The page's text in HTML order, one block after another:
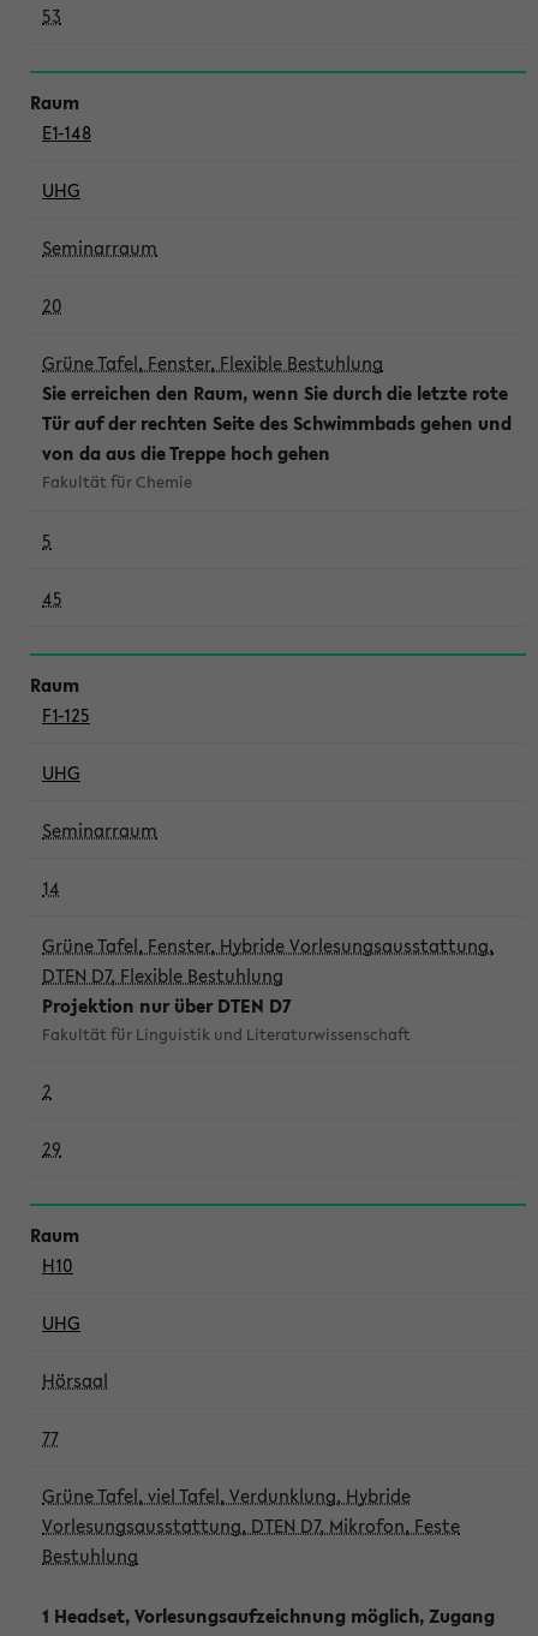
53
E1-148
UHG
Seminarraum
20
Grüne Tafel, Fenster, Flexible Bestuhlung
Sie erreichen den Raum, wenn Sie durch die letzte rote
Tür auf der rechten Seite des Schwimmbads gehen und
von da aus die Treppe hoch gehen
Fakultät für Chemie
5
45
F1-125
UHG
Seminarraum
14
Grüne Tafel, Fenster, Hybride Vorlesungsausstattung,
DTEN D7, Flexible Bestuhlung
Projektion nur über DTEN D7
Fakultät für Linguistik und Literaturwissenschaft
2
29
H10
UHG
Hörsaal
77
Grüne Tafel, viel Tafel, Verdunklung, Hybride
Vorlesungsausstattung, DTEN D7, Mikrofon, Feste
Bestuhlung
1 Headset, Vorlesungsaufzeichnung möglich, Zugang